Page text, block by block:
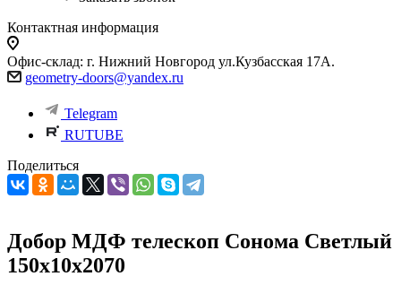
Контактная информация
Офис-склад: г. Нижний Новгород ул.Кузбасская 17А.
geometry-doors@yandex.ru
Telegram
RUTUBE
Поделиться
Добор МДФ телескоп Сонома Светлый
150х10х2070